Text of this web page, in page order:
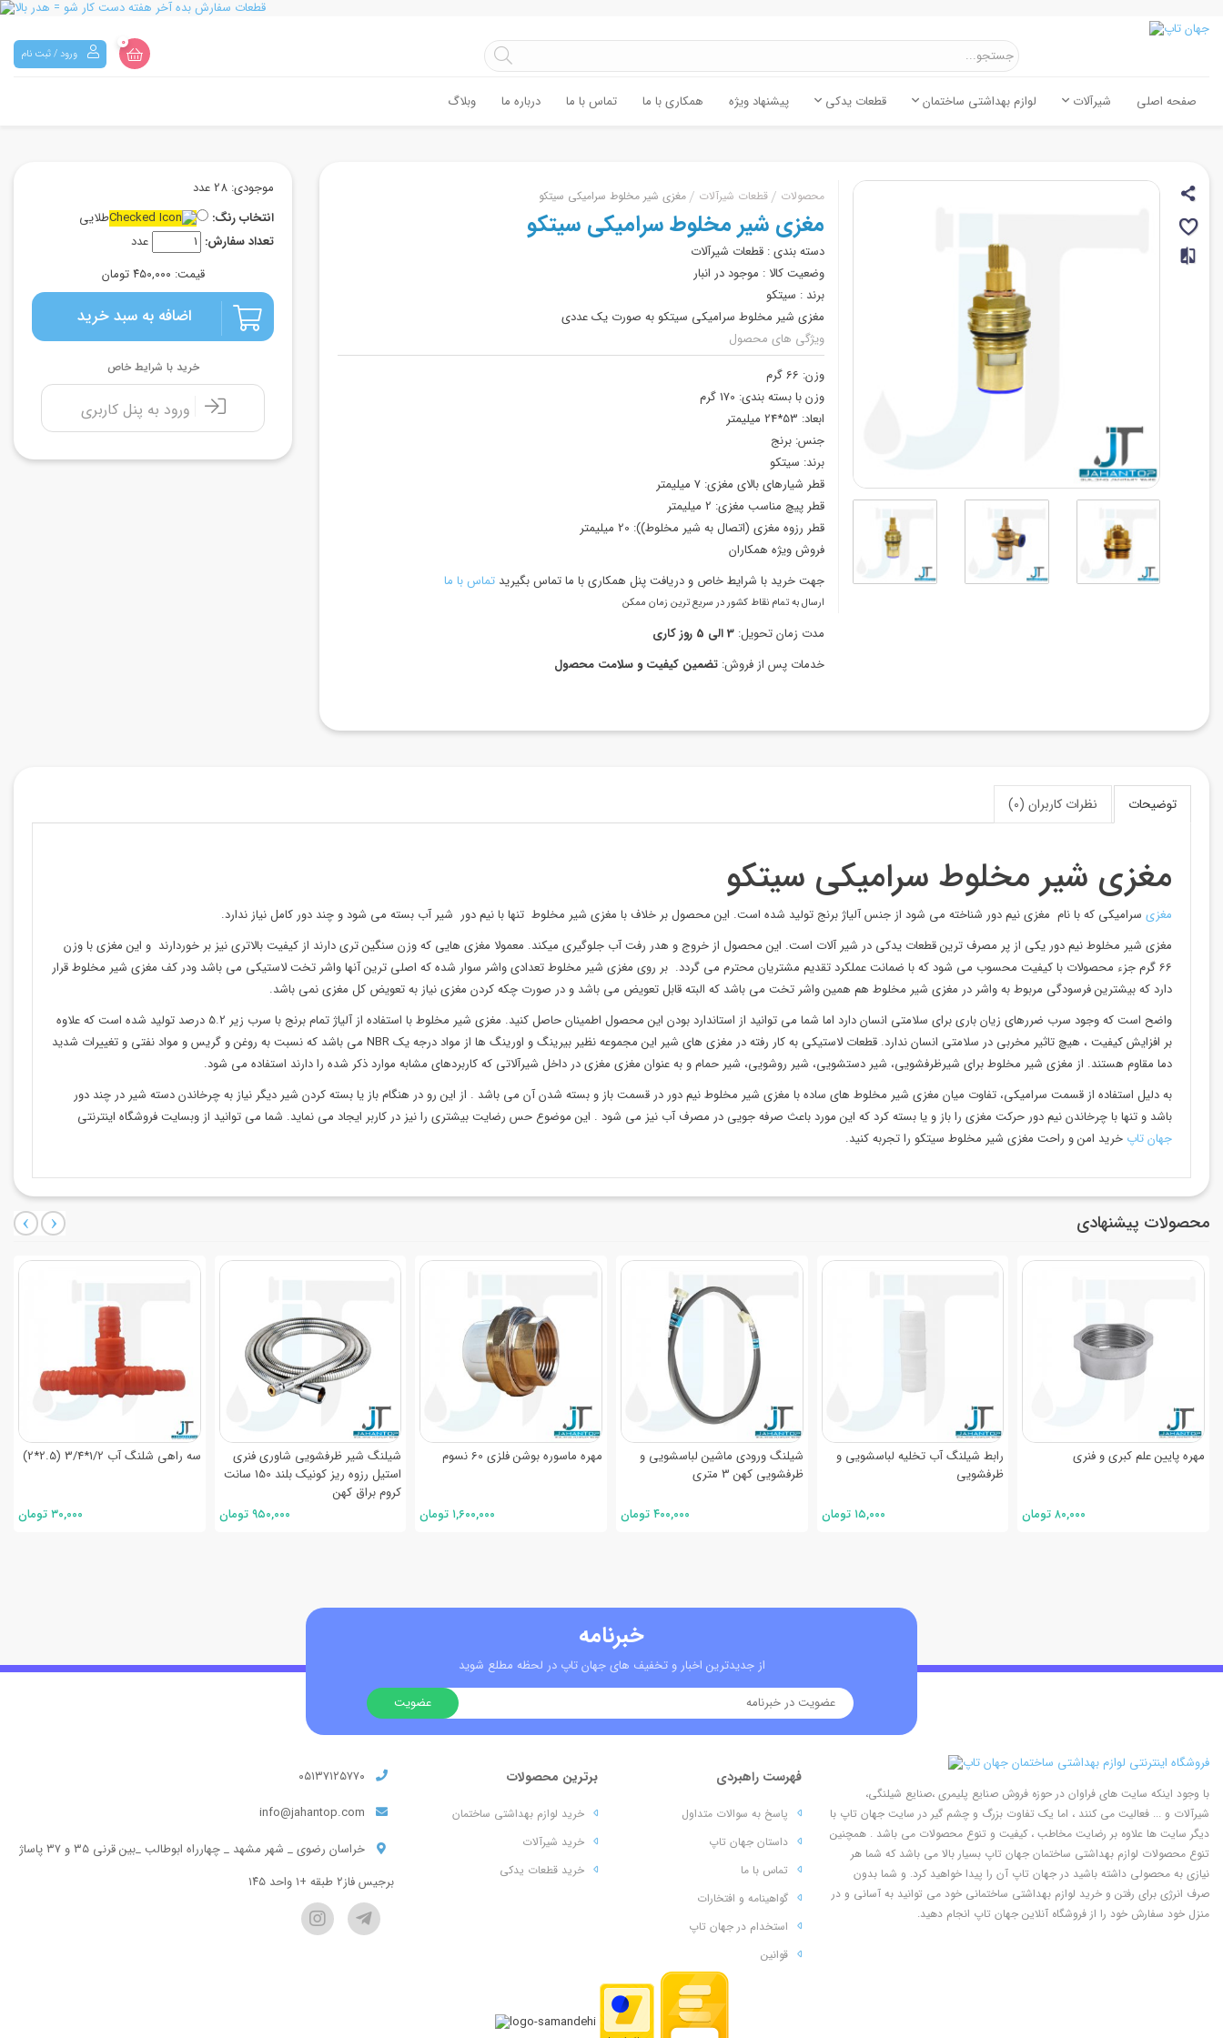
0
ورود / ثبت نام
صفحه اصلی شیرآلات لوازم بهداشتی ساختمان قطعات یدکی پیشنهاد ویژه همکاری با ما تماس با ما درباره ما وبلاگ
محصولات قطعات شیرآلات مغزی شیر مخلوط سرامیکی سیتکو
مغزی شیر مخلوط سرامیکی سیتکو
دسته بندی :قطعات شیرآلات
وضعیت کالا : موجود در انبار
برند : سیتکو
مغزی شیر مخلوط سرامیکی سیتکو به صورت یک عددی
ویژگی های محصول
وزن: 66 گرم
وزن با بسته بندی: 170 گرم
ابعاد: 53*24 میلیمتر
جنس:برنج
برند: سیتکو
قطر شیارهای بالای مغزی:7 میلیمتر
قطر پیچ مناسب مغزی: 2 میلیمتر
قطر رزوه مغزی (اتصال به شیر مخلوط)): 20 میلیمتر
فروش ویژه همکاران
جهت خرید با شرایط خاص و دریافت پنل همکاری با ما تماس بگیرید تماس با ما
ارسال به تمام نقاط کشور در سریع ترین زمان ممکن
مدت زمان تحویل:3 الی 5 روز کاری
خدمات پس از فروش:تضمین کیفیت و سلامت محصول
موجودی: 28 عدد
انتخاب رنگ:
طلایی
تعداد سفارش:
عدد
قیمت: ۴۵۰,۰۰۰ تومان
اضافه به سبد خرید
خرید با شرایط خاص
ورود به پنل کاربری
توضیحات نظرات کاربران (0)
مغزی شیر مخلوط سرامیکی سیتکو
مغزی سرامیکی که با نام مغزی نیم دور شناخته می شود از جنس آلیاژ برنج تولید شده است. این محصول بر خلاف با مغزی شیر مخلوط تنها با نیم دور شیر آب بسته می شود و چند دور کامل نیاز ندارد.
مغزی شیر مخلوط نیم دور یکی از پر مصرف ترین قطعات یدکی در شیر آلات است. این محصول از خروج و هدر رفت آب جلوگیری میکند. معمولا مغزی هایی که وزن سنگین تری دارند از کیفیت بالاتری نیز بر خوردارند و این مغزی با وزن
66 گرم جزء محصولات با کیفیت محسوب می شود که با ضمانت عملکرد تقدیم مشتریان محترم می گردد. بر روی مغزی شیر مخلوط تعدادی واشر سوار شده که اصلی ترین آنها واشر تخت لاستیکی می باشد ودر کف مغزی شیر مخلوط قرار
دارد که بیشترین فرسودگی مربوط به واشر در مغزی شیر مخلوط هم همین واشر تخت می باشد که البته قابل تعویض می باشد و در صورت چکه کردن مغزی نیاز به تعویض کل مغزی نمی باشد.
واضح است که وجود سرب ضررهای زیان باری برای سلامتی انسان دارد اما شما می توانید از استاندارد بودن این محصول اطمینان حاصل کنید. مغزی شیر مخلوط با استفاده از آلیاژ تمام برنج با سرب زیر 5.2 درصد تولید شده است که علاوه
بر افزایش کیفیت ، هیچ تاثیر مخربی در سلامتی انسان ندارد. قطعات لاستیکی به کار رفته در مغزی های شیر این مجموعه نظیر بیرینگ و اورینگ ها از مواد درجه یک NBR می باشد که نسبت به روغن و گریس و مواد نفتی و تغییرات شدید
دما مقاوم هستند. از مغزی شیر مخلوط برای شیرظرفشویی، شیر دستشویی، شیر روشویی، شیر حمام و به عنوان مغزی مغزی در داخل شیرآلاتی که کاربردهای مشابه موارد ذکر شده را دارند استفاده می شود.
به دلیل استفاده از قسمت سرامیکی، تفاوت میان مغزی شیر مخلوط های ساده با مغزی شیر مخلوط نیم دور در قسمت باز و بسته شدن آن می باشد . از این رو در هنگام باز یا بسته کردن شیر دیگر نیاز به چرخاندن دسته شیر در چند دور
باشد و تنها با چرخاندن نیم دور حرکت مغزی را باز و یا بسته کرد که این مورد باعث صرفه جویی در مصرف آب نیز می شود . این موضوع حس رضایت بیشتری را نیز در کاربر ایجاد می نماید. شما می توانید از وبسایت فروشگاه اینترنتی
جهان تاپ خرید امن و راحت مغزی شیر مخلوط سیتکو را تجربه کنید.
محصولات پیشنهادی
سه راهی
شیلنگ شیر ظرفشویی شاوری فنری
مهره ماسوره بوشن فلزی 60 نسوم
۱,۶۰۰,۰۰۰ تومان
شیلنگ ورودی ماشین لباسشویی و
۴۰۰,۰۰۰ تومان
رابط شیلنگ آب تخلیه لباسشویی و
ظرفشویی
۱۵,۰۰۰ تومان
مهره پایین علم کبری و فنری
ریز مفصلی علم شیر مخلوط کوتاه
‹ ›
خبرنامه
از جدیدترین اخبار و تخفیف های جهان تاپ در لحظه مطلع شوید
با وجود اینکه سایت های فراوان در حوزه فروش صنایع پلیمری ،صنایع شیلنگی،
شیرآلات و ... فعالیت می کنند ، اما یک تفاوت بزرگ و چشم گیر در سایت جهان تاپ با
دیگر سایت ها علاوه بر رضایت مخاطب ، کیفیت و تنوع محصولات می باشد . همچنین
تنوع محصولات لوازم بهداشتی ساختمان جهان تاپ بسیار بالا می باشد که شما هر
نیازی به محصولی داشته باشید در جهان تاپ آن را پیدا خواهید کرد. و شما بدون
صرف انرژی برای رفتن و خرید لوازم بهداشتی ساختمانی خود می توانید به آسانی و در
منزل خود سفارش خود را از فروشگاه آنلاین جهان تاپ انجام دهید.
فهرست راهبردی
پاسخ به سوالات متداول
داستان جهان تاپ
تماس با ما
گواهینامه و افتخارات
استخدام در جهان تاپ
قوانین
برترین محصولات
خرید لوازم بهداشتی ساختمان
خرید شیرآلات
خرید قطعات یدکی
خراسان رضوی _ شهر مشهد _ چهارراه ابوطالب _بین قرنی ۳۵ و ۳۷ پاساژ
برجیس فاز۲ طبقه +۱ واحد ۱۴۵